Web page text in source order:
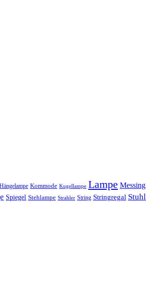
Hängelampe Kommode Kugellampe Lampe Messing
Spiegel Stehlampe Strahler String Stringregal Stuhl